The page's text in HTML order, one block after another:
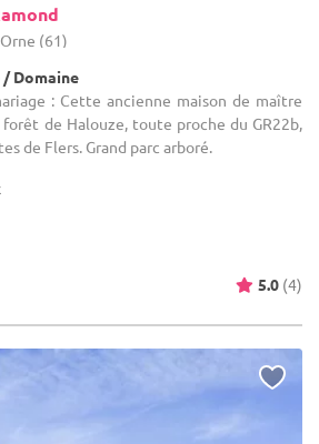
(61)
/ Domaine
: Cette ancienne maison de maître
forêt de Halouze, toute proche du GR22b,
de Flers. Grand parc arboré.
5.0 (4)